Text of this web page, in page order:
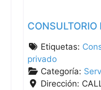
CONSULTORIO
Etiquetas:
privado
Categoría:
Dirección: